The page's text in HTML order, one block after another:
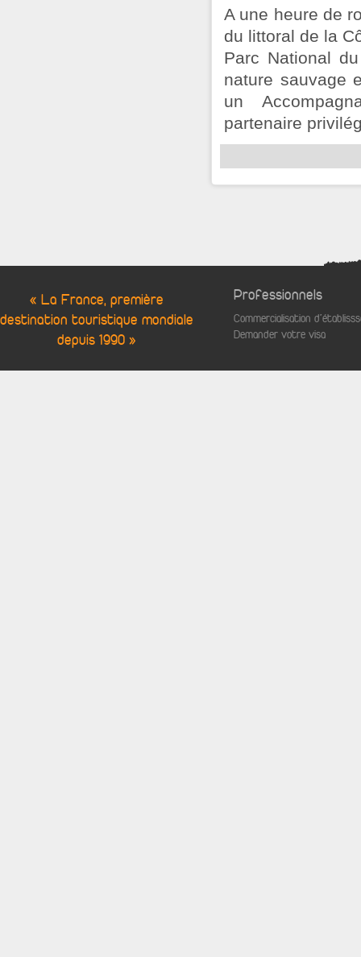
A une heure de
du littoral de la
Parc National
nature sauvage
un
partenaire
« La France, première
destination touristique mondiale
depuis 1990 »
Professionnels
Commercialisation
Demander votre visa